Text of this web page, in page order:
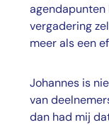
vergadering
meer als een
Johannes is
van
dan had mij